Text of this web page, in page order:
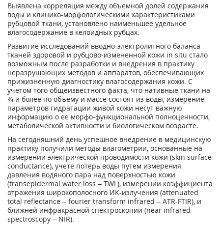
Выявлена корреляция между объемной долей содержания
воды и клинико-морфологическими характеристиками
рубцовой ткани, установлено наименьшее удельное
влагосодержание в келоидных рубцах.
Развитие исследований вводно-электролитного баланса
тканей здоровой и рубцово-измененной кожи in situ стало
возможным после разработки и внедрения в практику
неразрушающих методов и аппаратов, обеспечивающих
прижизненную диагностику влагосодержания кожи. С
учетом того общеизвестного факта, что нативные ткани на
¾ и более по объему и массе состоят из воды, измерение
параметров гидратации живой кожи несут важную
информацию о ее морфо-функциональной полноценности,
метаболической активности и биологическом возрасте.
На сегодняшний день успешное внедрение в медицинскую
практику получили методы влагометрии, основанные на
измерении электрической проводимости кожи (skin surface
conductance), учете потерь воды путем измерения
давления водяного пара над поверхностью кожи
(transepidermal water loss – TWL), измерении коэффициента
отражения широкополосного ИК-излучения (attenuated
total reflectance – fourier transform infrared – ATR-FTIR), и
ближней инфракрасной спектроскопии (near infrared
spectroscopy – NIR).